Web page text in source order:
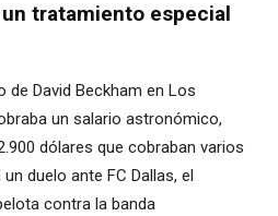
tratamiento especial
de David Beckham en Los
un salario astronómico,
dólares que cobraban varios
duelo ante FC Dallas, el
contra la banda